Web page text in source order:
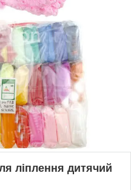
ліплення дитячий